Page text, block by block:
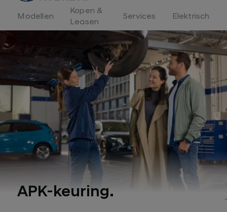
Modellen
Kopen &
Leasen
Services
Elektrisch
APK-keuring.